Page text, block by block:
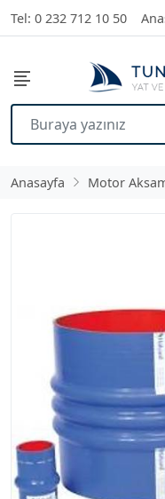
Tel: 0 232 712 10 50
Anasayfa Motor